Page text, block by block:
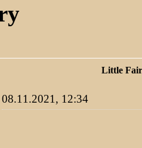
Little
08.11.2021, 12:34